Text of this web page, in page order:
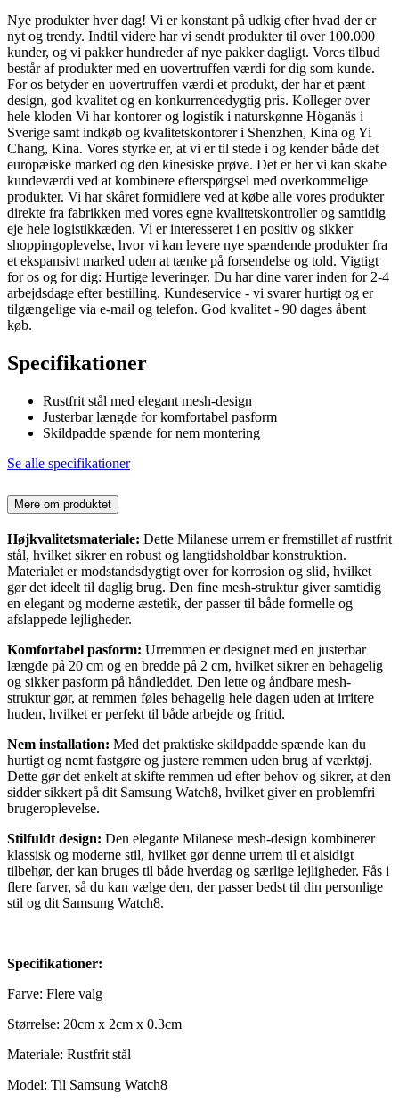
Nye produkter hver dag! Vi er konstant på udkig efter hvad der er
nyt og trendy. Indtil videre har vi sendt produkter til over 100.000
kunder, og vi pakker hundreder af nye pakker dagligt. Vores tilbud
består af produkter med en uovertruffen værdi for dig som kunde.
For os betyder en uovertruffen værdi et produkt, der har et pænt
design, god kvalitet og en konkurrencedygtig pris. Kolleger over
hele kloden Vi har kontorer og logistik i naturskønne Höganäs i
Sverige samt indkøb og kvalitetskontorer i Shenzhen, Kina og Yi
Chang, Kina. Vores styrke er, at vi er til stede i og kender både det
europæiske marked og den kinesiske prøve. Det er her vi kan skabe
kundeværdi ved at kombinere efterspørgsel med overkommelige
produkter. Vi har skåret formidlere ved at købe alle vores produkter
direkte fra fabrikken med vores egne kvalitetskontroller og samtidig
eje hele logistikkæden. Vi er interesseret i en positiv og sikker
shoppingoplevelse, hvor vi kan levere nye spændende produkter fra
et ekspansivt marked uden at tænke på forsendelse og told. Vigtigt
for os og for dig: Hurtige leveringer. Du har dine varer inden for 2-4
arbejdsdage efter bestilling. Kundeservice - vi svarer hurtigt og er
tilgængelige via e-mail og telefon. God kvalitet - 90 dages åbent
køb.
Specifikationer
Rustfrit stål med elegant mesh-design
Justerbar længde for komfortabel pasform
Skildpadde spænde for nem montering
Se alle specifikationer
Mere om produktet
Højkvalitetsmateriale: Dette Milanese urrem er fremstillet af rustfrit
stål, hvilket sikrer en robust og langtidsholdbar konstruktion.
Materialet er modstandsdygtigt over for korrosion og slid, hvilket
gør det ideelt til daglig brug. Den fine mesh-struktur giver samtidig
en elegant og moderne æstetik, der passer til både formelle og
afslappede lejligheder.
Komfortabel pasform: Urremmen er designet med en justerbar
længde på 20 cm og en bredde på 2 cm, hvilket sikrer en behagelig
og sikker pasform på håndleddet. Den lette og åndbare mesh-
struktur gør, at remmen føles behagelig hele dagen uden at irritere
huden, hvilket er perfekt til både arbejde og fritid.
Nem installation: Med det praktiske skildpadde spænde kan du
hurtigt og nemt fastgøre og justere remmen uden brug af værktøj.
Dette gør det enkelt at skifte remmen ud efter behov og sikrer, at den
sidder sikkert på dit Samsung Watch8, hvilket giver en problemfri
brugeroplevelse.
Stilfuldt design: Den elegante Milanese mesh-design kombinerer
klassisk og moderne stil, hvilket gør denne urrem til et alsidigt
tilbehør, der kan bruges til både hverdag og særlige lejligheder. Fås i
flere farver, så du kan vælge den, der passer bedst til din personlige
stil og dit Samsung Watch8.
Specifikationer:
Farve: Flere valg
Størrelse: 20cm x 2cm x 0.3cm
Materiale: Rustfrit stål
Model: Til Samsung Watch8